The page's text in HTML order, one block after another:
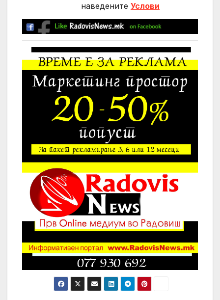
нaведените Услови